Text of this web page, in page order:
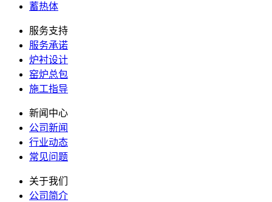
蓄热体
服务支持
服务承诺
炉衬设计
窑炉总包
施工指导
新闻中心
公司新闻
行业动态
常见问题
关于我们
公司简介